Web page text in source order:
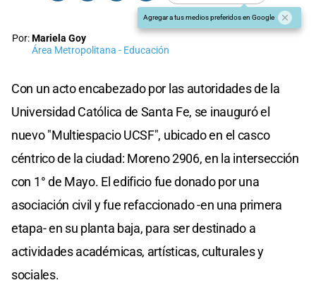
Agregar a tus medios preferidos en Google
Por:Mariela Goy
Área Metropolitana - Educación
Con un acto encabezado por las autoridades de la
Universidad Católica de Santa Fe, se inauguró el
nuevo "Multiespacio UCSF", ubicado en el casco
céntrico de la ciudad: Moreno 2906, en la intersección
con 1° de Mayo. El edificio fue donado por una
asociación civil y fue refaccionado -en una primera
etapa- en su planta baja, para ser destinado a
actividades académicas, artísticas, culturales y
sociales.